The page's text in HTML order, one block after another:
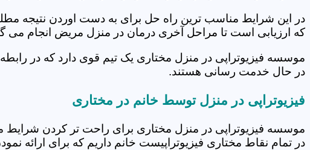
در این شرایط مناسب ترین راه حل برای به دست اوردن نتیجه
که ارزیابی است تا مراحل آخری درمان در منزل مریض انجام می
موسسه فیزیوتراپی در منزل مختاری یک تیم قوی دارد که در
در حال خدمت رسانی هستند.
فیزیوتراپی در منزل توسط خانم در مختاری
موسسه فیزیوتراپی در منزل مختاری برای راحت تر کردن شرایط
در تمام نقاط مختاری فیزیوتراپیست خانم داریم که برای ارائه